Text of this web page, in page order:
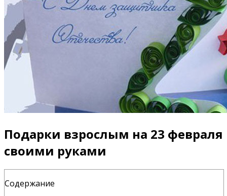
Подарки взрослым на 23 февраля
своими руками
Содержание